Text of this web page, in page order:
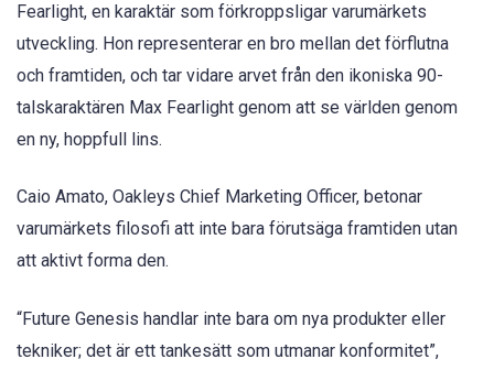
Fearlight, en karaktär som förkroppsligar varumärkets
utveckling. Hon representerar en bro mellan det förflutna
och framtiden, och tar vidare arvet från den ikoniska 90-
talskaraktären Max Fearlight genom att se världen genom
en ny, hoppfull lins.
Caio Amato, Oakleys Chief Marketing Officer, betonar
varumärkets filosofi att inte bara förutsäga framtiden utan
att aktivt forma den.
“Future Genesis handlar inte bara om nya produkter eller
tekniker; det är ett tankesätt som utmanar konformitet”,